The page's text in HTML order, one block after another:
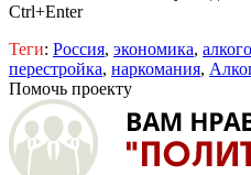
Ctrl+Enter
Теги: Россия, экономика,
перестройка, наркомания,
Помочь проекту